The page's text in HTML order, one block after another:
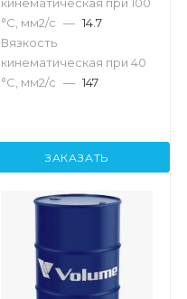
°С, мм2/с — 14.7
Вязкость
кинематическая при 40
°С, мм2/с — 147
ЗАКАЗАТЬ